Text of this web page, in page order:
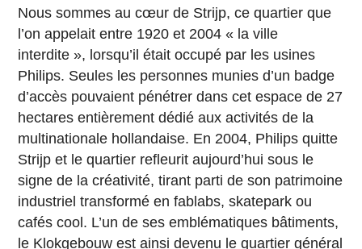
Nous sommes au cœur de Strijp, ce quartier que
l’on appelait entre 1920 et 2004 « la ville
interdite », lorsqu’il était occupé par les usines
Philips. Seules les personnes munies d’un badge
d’accès pouvaient pénétrer dans cet espace de 27
hectares entièrement dédié aux activités de la
multinationale hollandaise. En 2004, Philips quitte
Strijp et le quartier refleurit aujourd’hui sous le
signe de la créativité, tirant parti de son patrimoine
industriel transformé en fablabs, skatepark ou
cafés cool. L’un de ses emblématiques bâtiments,
le Klokgebouw est ainsi devenu le quartier général